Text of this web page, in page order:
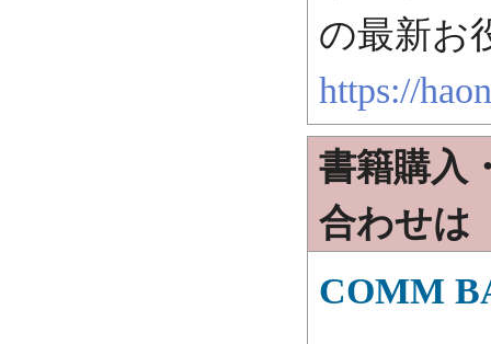
の最新お
https://
書籍購入
合わせは
COMM